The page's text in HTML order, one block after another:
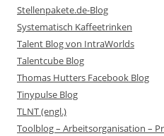
Stellenpakete.de-Blog
Systematisch Kaffeetrinken
Talent Blog von IntraWorlds
Talentcube Blog
Thomas Hutters Facebook Blog
Tinypulse Blog
TLNT (engl.)
Toolblog – Arbeitsorganisation –